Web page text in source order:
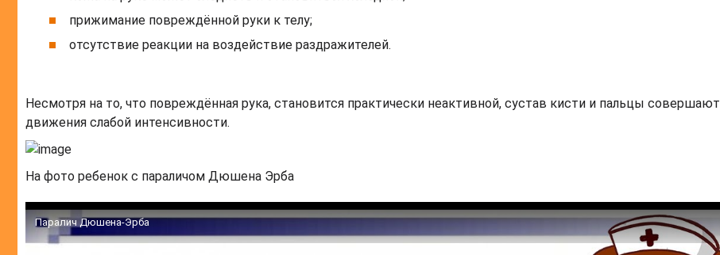
прижимание повреждённой руки к телу;
отсутствие реакции на воздействие раздражителей.
Несмотря на то, что повреждённая рука, становится практически неактивной, сустав кисти и пальцы совершают
движения слабой интенсивности.
На фото ребенок с параличом Дюшена Эрба
Паралич Дюшена-Эрба